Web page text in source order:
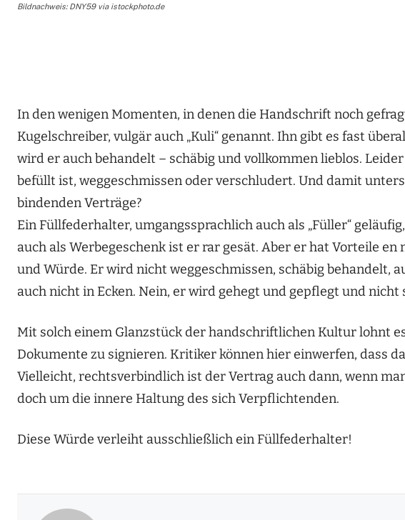
Bildnachweis: DNY59 via istockphoto.de
In den wenigen Momenten, in denen die Handschrift noch
Kugelschreiber, vulgär auch „Kuli“ genannt. Ihn gibt es fast
wird er auch behandelt – schäbig und vollkommen lieblos.
befüllt ist, weggeschmissen oder verschludert. Und damit
bindenden Verträge?
Ein Füllfederhalter, umgangssprachlich auch als „Füller“
auch als Werbegeschenk ist er rar gesät. Aber er hat Vorteile en
und Würde. Er wird nicht weggeschmissen, schäbig behandelt,
auch nicht in Ecken. Nein, er wird gehegt und gepflegt und nicht
Mit solch einem Glanzstück der handschriftlichen Kultur lohnt
Dokumente zu signieren. Kritiker können hier einwerfen, dass
Vielleicht, rechtsverbindlich ist der Vertrag auch dann, wenn
doch um die innere Haltung des sich Verpflichtenden.
Diese Würde verleiht ausschließlich ein Füllfederhalter!